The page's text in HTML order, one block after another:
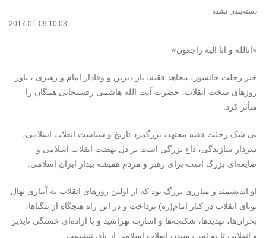
دسته‌بندی نشده
2017-01-09 10:03
«انالله و انا الیه راجعون»
خبر رحلت جانسوز، مجاهد فقیه، یار دیرین و وفادار امام و رهبری ، یاور
روزهای سخت انقلاب، حضرت آیت الله هاشمی رفسنجانی همگان را
متأثر کرد.
بی شک رحلت فقیه مجتهد، بزرگمرد تاریخ و سیاست انقلاب اسلامی،
سردار سازندگی، داغ بزرگی است بر دل نهضت انقلاب اسلامی و
ضایعه‌ای بزرگ است برای رهبر و مردم همیشه بیدار ایران اسلامی.
او اندیشمند و مبارزی بزرگ بود که از اولین روزهای انقلاب به آبیاری نهال
نوپای انقلاب در کنار امام(ره) پرداخت و در این راه هیچگاه از تنگناها،
بحران‌ها، تهدیدها، شکنجه‌ها و اسارت نهراسید و با اراده‌ای خستگی ناپذیر
و انقلابی تا به ثمر رسیدن انقلاب اسلامی از پای ننشست.